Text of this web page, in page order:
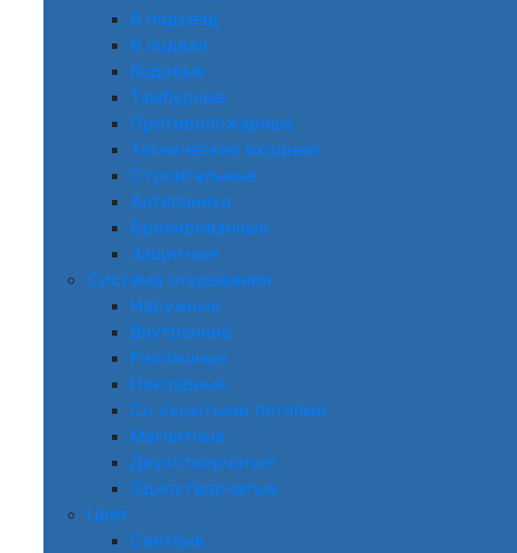
В подъезд
В подвал
Кодовые
Тамбурные
Противопожарные
Технические входные
Строительные
Антипаника
Бронированные
Защитные
Система открывания
Наружные
Внутренние
Распашные
Накладные
Со скрытыми петлями
Магнитные
Двухстворчатые
Одностворчатые
Цвет
Светлые